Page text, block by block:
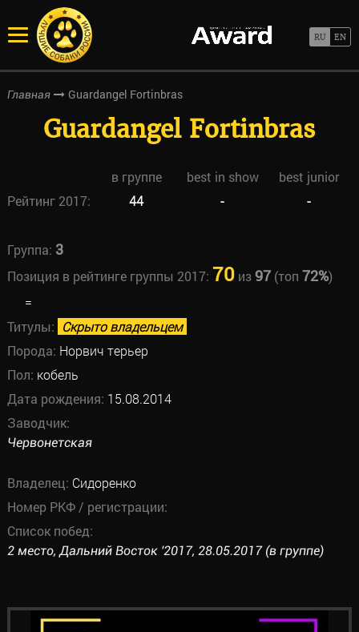
Главная Guardangel Fortinbras
Guardangel Fortinbras
в группе best in show
best junior
Рейтинг 2017:
44 - -
Группа: 3
Позиция в рейтинге группы 2017: 70из97(топ 72%)
=
Титулы: Скрыто владельцем
Порода: Норвич терьер
Пол: кобель
Дата рождения: 15.08.2014
Заводчик:
Червонетская
Владелец: Сидоренко
Номер РКФ / регистрации:
Список побед:
2 место, Дальний Восток '2017, 28.05.2017 (в группе)